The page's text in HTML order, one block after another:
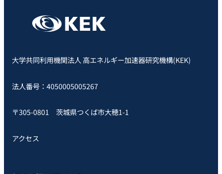
大学共同利用機関法人 高エネルギー加速器研究機構(KEK)
法人番号：4050005005267
〒305-0801 茨城県つくば市大穂1-1
アクセス